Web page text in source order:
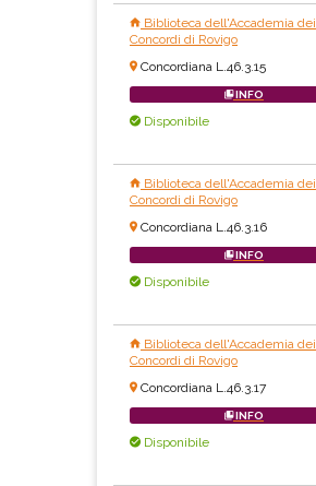
Biblioteca dell'Accademia dei
Concordi di Rovigo
Concordiana L.46.3.15
INFO
Disponibile
Biblioteca dell'Accademia dei
Concordi di Rovigo
Concordiana L.46.3.16
INFO
Disponibile
Biblioteca dell'Accademia dei
Concordi di Rovigo
Concordiana L.46.3.17
INFO
Disponibile